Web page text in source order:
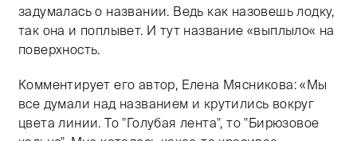
задумалась о названии. Ведь как назовешь лодку,
так она и поплывет. И тут название «выплыло« на
поверхность.
Комментирует его автор, Елена Мясникова: «Мы
все думали над названием и крутились вокруг
цвета линии. То "Голубая лента", то "Бирюзовое